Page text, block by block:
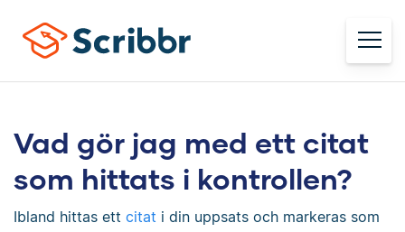
Vad gör jag med ett citat
som hittats i kontrollen?
Ibland hittas ett citat i din uppsats och markeras som